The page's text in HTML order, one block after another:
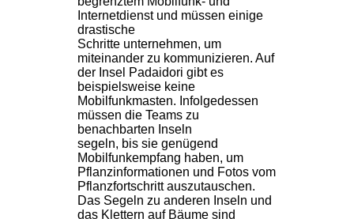
Internetdienst und müssen einige
drastische
Schritte unternehmen, um
miteinander zu kommunizieren. Auf
der Insel Padaidori gibt es
beispielsweise keine
Mobilfunkmasten. Infolgedessen
müssen die Teams zu
benachbarten Inseln
segeln, bis sie genügend
Mobilfunkempfang haben, um
Pflanzinformationen und Fotos vom
Pflanzfortschritt auszutauschen.
Das Segeln zu anderen Inseln und
das Klettern auf Bäume sind